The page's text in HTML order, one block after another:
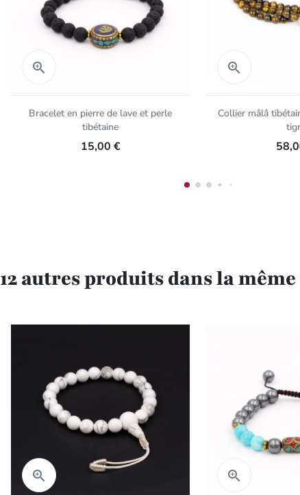

Bracelet en pierre de lave et perle
tibétaine
15,00 €

Collier mâlâ
12 autres produits dans la
 Aperçu rapide 